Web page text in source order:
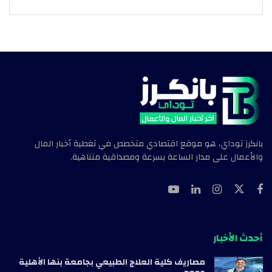
بانكرز توداي، هو موقع اقتصادي متخصص في تغطية أخبار المال
والأعمال على مدار الساعة بسرعة ومصداقية متناهية.
أحدث الأخبار
مصاريف كلية العلاج الطبيعي بجامعة بنها الأهلية